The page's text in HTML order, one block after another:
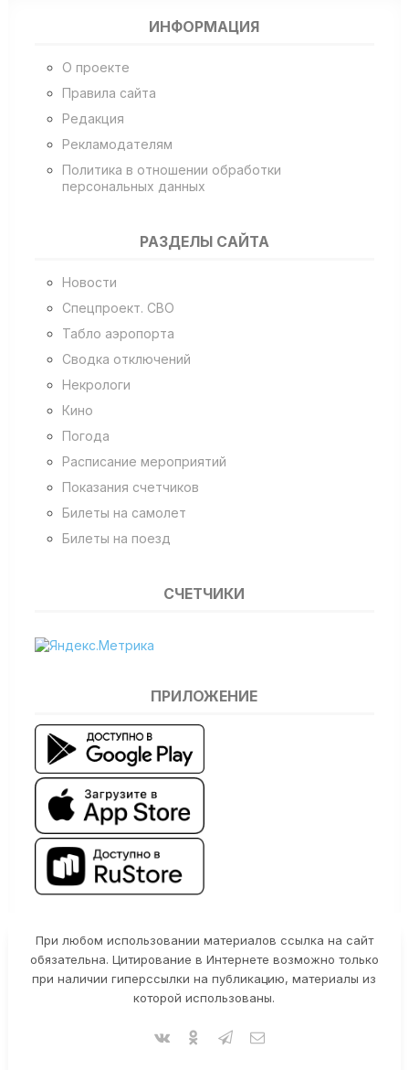
ИНФОРМАЦИЯ
О проекте
Правила сайта
Редакция
Рекламодателям
Политика в отношении обработки
персональных данных
РАЗДЕЛЫ САЙТА
Новости
Спецпроект. СВО
Табло аэропорта
Сводка отключений
Некрологи
Кино
Погода
Расписание мероприятий
Показания счетчиков
Билеты на самолет
Билеты на поезд
СЧЕТЧИКИ
ПРИЛОЖЕНИЕ
При любом использовании материалов ссылка на сайт
обязательна. Цитирование в Интернете возможно только
при наличии гиперссылки на публикацию, материалы из
которой использованы.